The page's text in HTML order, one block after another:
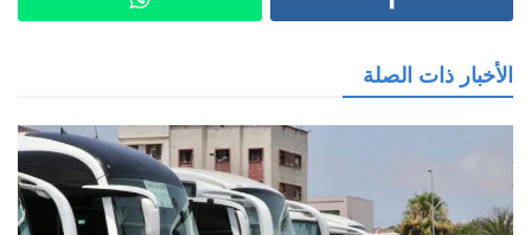
الأخبار ذات الصلة